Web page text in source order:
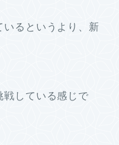
いるというより、新
戦している感じで